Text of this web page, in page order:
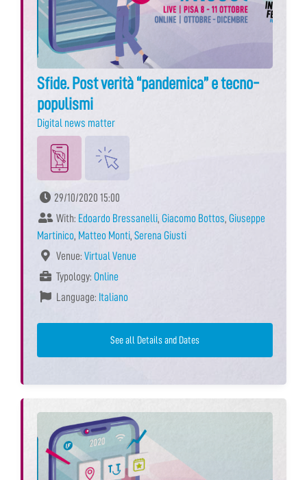
Sfide. Post verità “pandemica” e tecno-
populismi
Digital news matter
29/10/2020 15:00
With: Edoardo Bressanelli, Giacomo Bottos, Giuseppe
Martinico, Matteo Monti, Serena Giusti
Venue: Virtual Venue
Typology: Online
Language: Italiano
See all Details and Dates